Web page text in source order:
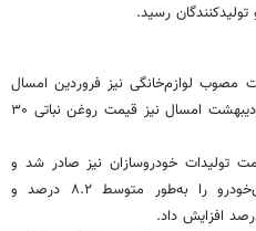
رسید.
مصوب لوازم‌خانگی نیز فروردین امسال
۲۵ درصد افزایش یافت. همچنین در اردیبهشت امسال نیز قیمت روغن نباتی ۳۰
تولیدات خودروسازان نیز صادر شد و
شورای رقابت، قیمت محصولات ایران‌خودرو را به‌طور متوسط ۸.۲ درصد و